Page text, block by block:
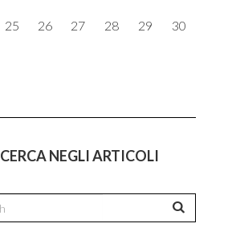
25 26 27 28 29 30
CERCA NEGLI ARTICOLI